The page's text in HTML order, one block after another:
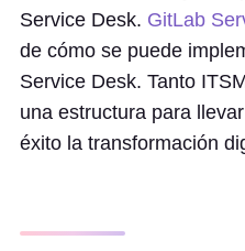
Service Desk. GitLab
de cómo se puede
Service Desk. Tanto
una estructura para
éxito la transformación